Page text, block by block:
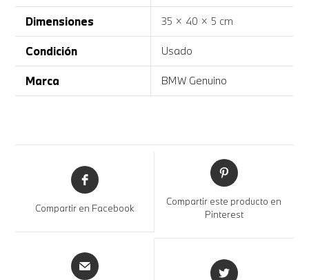
Dimensiones 35 × 40 × 5 cm
Condición Usado
Marca BMW Genuino
Compartir en Facebook
Compartir este producto en
Pinterest